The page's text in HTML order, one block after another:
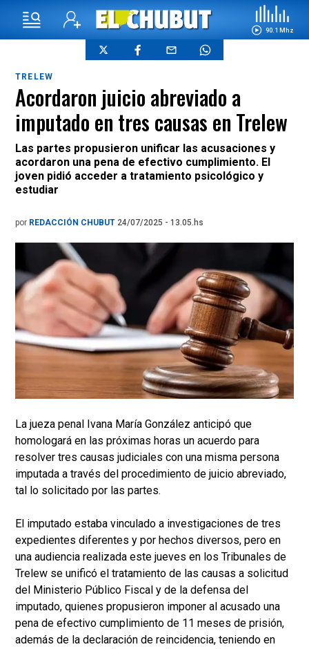
90.1 Mhz
TRELEW
Acordaron juicio abreviado a
imputado en tres causas en Trelew
Las partes propusieron unificar las acusaciones y
acordaron una pena de efectivo cumplimiento. El
joven pidió acceder a tratamiento psicológico y
estudiar
por REDACCIÓN CHUBUT 24/07/2025 - 13.05.hs
La jueza penal Ivana María González anticipó que
homologará en las próximas horas un acuerdo para
resolver tres causas judiciales con una misma persona
imputada a través del procedimiento de juicio abreviado,
tal lo solicitado por las partes.
El imputado estaba vinculado a investigaciones de tres
expedientes diferentes y por hechos diversos, pero en
una audiencia realizada este jueves en los Tribunales de
Trelew se unificó el tratamiento de las causas a solicitud
del Ministerio Público Fiscal y de la defensa del
imputado, quienes propusieron imponer al acusado una
pena de efectivo cumplimiento de 11 meses de prisión,
además de la declaración de reincidencia, teniendo en